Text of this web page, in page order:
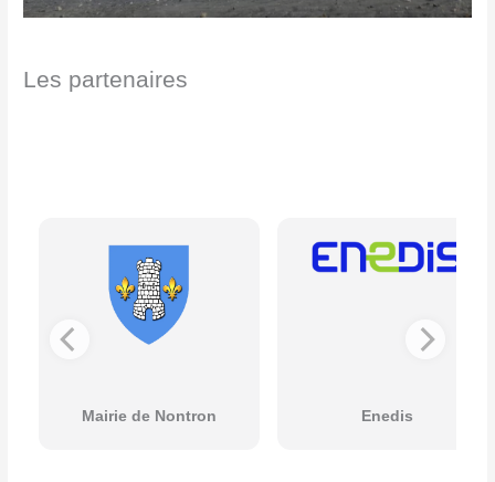
Les partenaires
Mairie de Nontron Enedis